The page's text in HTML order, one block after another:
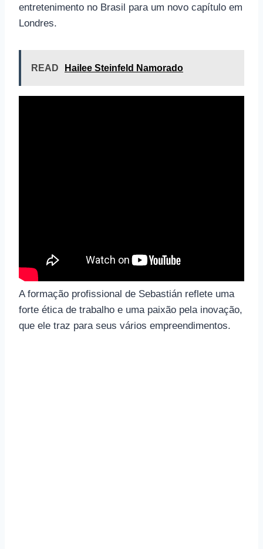
entretenimento no Brasil para um novo capítulo em
Londres.
READ Hailee Steinfeld Namorado
A formação profissional de Sebastián reflete uma
forte ética de trabalho e uma paixão pela inovação,
que ele traz para seus vários empreendimentos.